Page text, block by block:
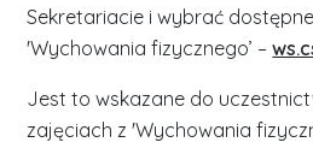
Sekretariacie i wybrać
'Wychowania fizycznego’ –
Jest to wskazane do
zajęciach z 'Wychowania